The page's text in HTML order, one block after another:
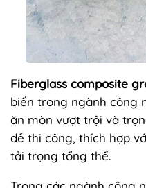
Fiberglass composite
biến trong ngành công
ăn mòn vượt trội và
dễ thi công, thích hợp
tải trọng tổng thể.